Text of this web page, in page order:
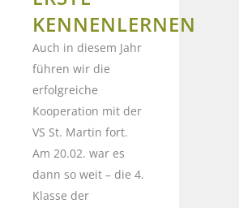
KENNENLERNEN
Auch in diesem Jahr
führen wir die
erfolgreiche
Kooperation mit der
VS St. Martin fort.
Am 20.02. war es
dann so weit – die 4.
Klasse der